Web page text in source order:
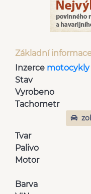
Základní
Inzerce motocykly
Stav
Vyrobeno
Tachometr
Tvar
Palivo
Motor
Barva